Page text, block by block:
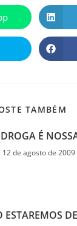
TAMBÉM
É
12 de agosto de 2009
ESTAREMOS